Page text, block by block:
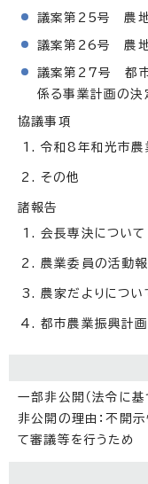
議案第25号 農地
議案第26号 農地
議案第27号 都市
係る事業計画の決
協議事項
令和8年和光市農
その他
諸報告
会長専決について
農業委員の活動
農家だよりについ
都市農業振興計
一部非公開（法令に基
非公開の理由：不開
て審議等を行うため